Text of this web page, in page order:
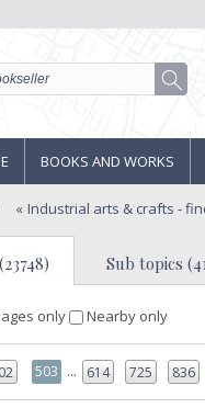
BOOKS AND WORKS
Industrial arts & crafts -
Sub topics
only Nearby only
503 ... 614 725 836